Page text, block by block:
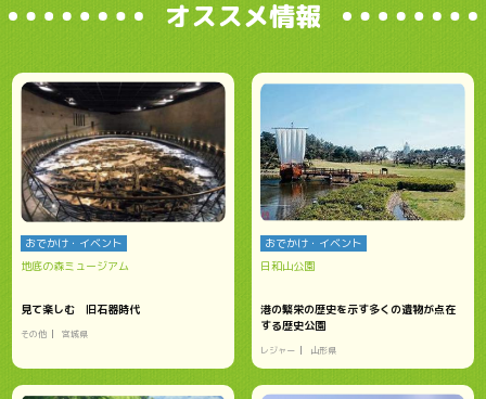
オススメ情報
おでかけ・イベント
地底の森ミュージアム
見て楽しむ 旧石器時代
その他 宮城県
おでかけ・イベント
日和山公園
港の繁栄の歴史を示す多くの遺物が点在
する歴史公園
レジャー 山形県